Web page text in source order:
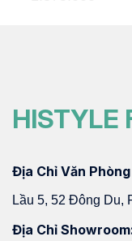
HISTYLE
Địa Chỉ Văn
Lầu 5, 52 Đông Du,
Địa Chỉ